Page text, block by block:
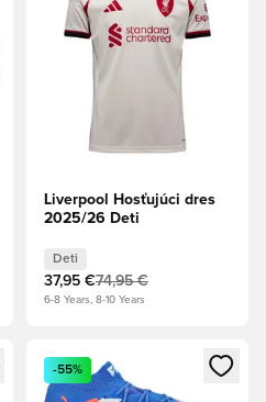
Liverpool Hosťujúci dres
2025/26 Deti
Deti
37,95 €74,95 €
6-8 Years, 8-10 Years
alebo registráciu ako člen
Otvorí modál na prihlásenie
-55%